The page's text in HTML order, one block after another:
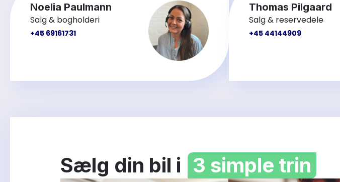
Noelia Paulmann
Salg & bogholderi
+45 69161731
Thomas Pilgaard
Salg & reservedele
+45 44144909
Sælg din bil i 3 simple trin